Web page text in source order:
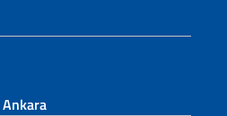
Ankara